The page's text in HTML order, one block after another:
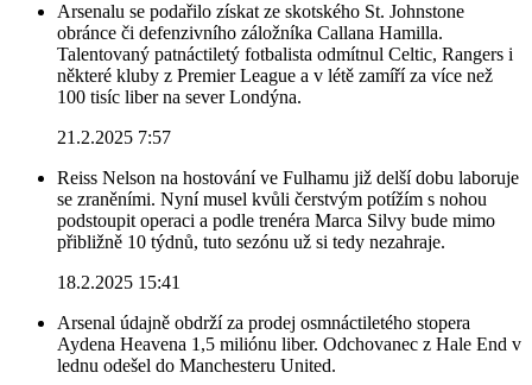
Arsenalu se podařilo získat ze skotského St. Johnstone
obránce či defenzivního záložníka Callana Hamilla.
Talentovaný patnáctiletý fotbalista odmítnul Celtic, Rangers i
některé kluby z Premier League a v létě zamíří za více než
100 tisíc liber na sever Londýna.
21.2.2025 7:57
Reiss Nelson na hostování ve Fulhamu již delší dobu laboruje
se zraněními. Nyní musel kvůli čerstvým potížím s nohou
podstoupit operaci a podle trenéra Marca Silvy bude mimo
přibližně 10 týdnů, tuto sezónu už si tedy nezahraje.
18.2.2025 15:41
Arsenal údajně obdrží za prodej osmnáctiletého stopera
Aydena Heavena 1,5 miliónu liber. Odchovanec z Hale End v
lednu odešel do Manchesteru United.